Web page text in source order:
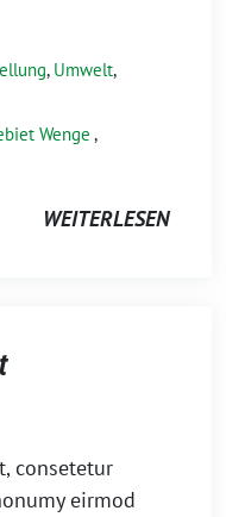
, Umwelt,
Wenge ,
WEITERLESEN
consetetur
eirmod